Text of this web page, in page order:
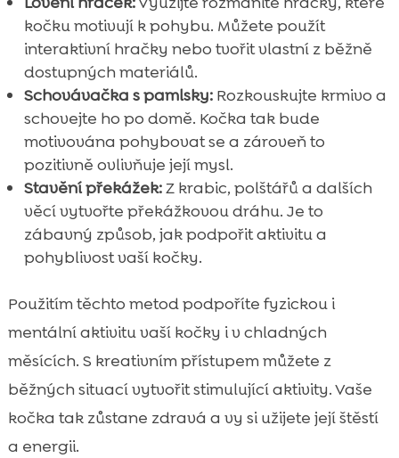
kočku motivují k pohybu. Můžete použít
interaktivní hračky nebo tvořit vlastní z běžně
dostupných materiálů.
Schovávačka s pamlsky:Rozkouskujte krmivo a
schovejte ho po domě. Kočka tak bude
motivována pohybovat se a zároveň to
pozitivně ovlivňuje její mysl.
Stavění překážek:Z krabic, polštářů a dalších
věcí vytvořte překážkovou dráhu. Je to
zábavný způsob, jak podpořit aktivitu a
pohyblivost vaší kočky.
Použitím těchto metod podpoříte fyzickou i
mentální aktivitu vaší kočky i v chladných
měsících. S kreativním přístupem můžete z
běžných situací vytvořit stimulující aktivity. Vaše
kočka tak zůstane zdravá a vy si užijete její štěstí
a energii.